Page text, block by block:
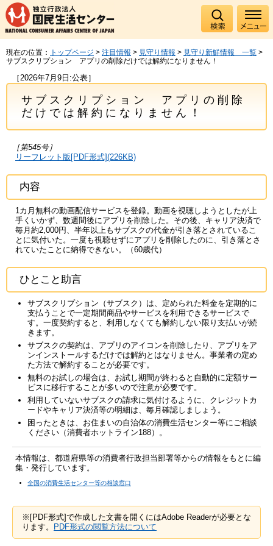
現在の位置： トップページ > 注目情報 > 見守り情報 > 見守り新鮮情報 一覧 >
サブスクリプション アプリの削除だけでは解約になりません！
［2026年7月9日:公表］
サブスクリプション アプリの削除
だけでは解約になりません！
［第545号］
リーフレット版[PDF形式](226KB)
内容
1カ月無料の動画配信サービスを登録。動画を視聴しようとしたが上
手くいかず、数週間後にアプリを削除した。その後、キャリア決済で
毎月約2,000円、半年以上もサブスクの代金が引き落とされているこ
とに気付いた。一度も視聴せずにアプリを削除したのに、引き落とさ
れていたことに納得できない。（60歳代）
ひとこと助言
サブスクリプション（サブスク）は、定められた料金を定期的に
支払うことで一定期間商品やサービスを利用できるサービスで
す。一度契約すると、利用しなくても解約しない限り支払いが続
きます。
サブスクの契約は、アプリのアイコンを削除したり、アプリをア
ンインストールするだけでは解約とはなりません。事業者の定め
た方法で解約することが必要です。
無料のお試しの場合は、お試し期間が終わると自動的に定額サー
ビスに移行することが多いので注意が必要です。
利用していないサブスクの請求に気付けるように、クレジットカ
ードやキャリア決済等の明細は、毎月確認しましょう。
困ったときは、お住まいの自治体の消費生活センター等にご相談
ください（消費者ホットライン188）。
本情報は、都道府県等の消費者行政担当部署等からの情報をもとに編
集・発行しています。
全国の消費生活センター等の相談窓口
※[PDF形式]で作成した文書を開くにはAdobe Readerが必要とな
ります。 PDF形式の閲覧方法について